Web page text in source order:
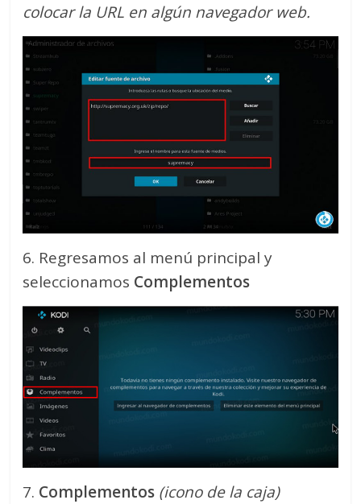
colocar la URL en algún navegador web.
6. Regresamos al menú principal y
seleccionamos Complementos
7. Complementos (icono de la caja)